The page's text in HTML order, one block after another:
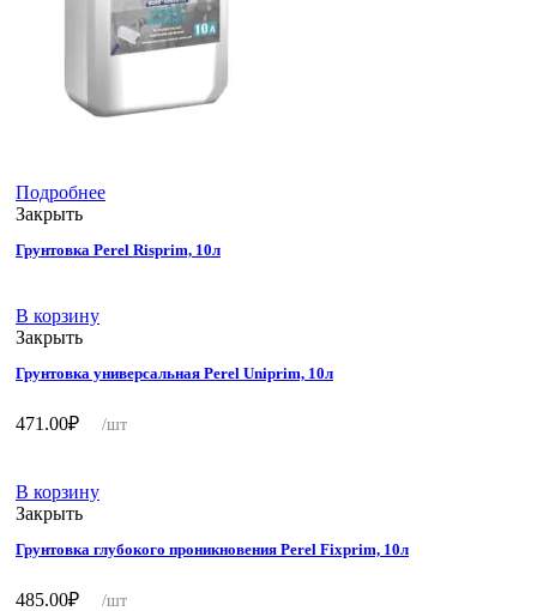
Подробнее
Закрыть
Грунтовка Perel Risprim, 10л
В корзину
Закрыть
Грунтовка универсальная Perel Uniprim, 10л
471.00₽ /шт
В корзину
Закрыть
Грунтовка глубокого проникновения Perel Fixprim, 10л
485.00₽ /шт